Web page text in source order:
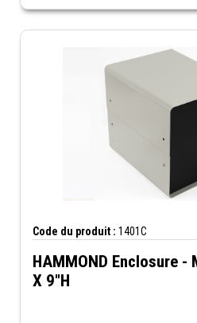
Code du produit : 1401C
HAMMOND Enclosure -
X 9"H